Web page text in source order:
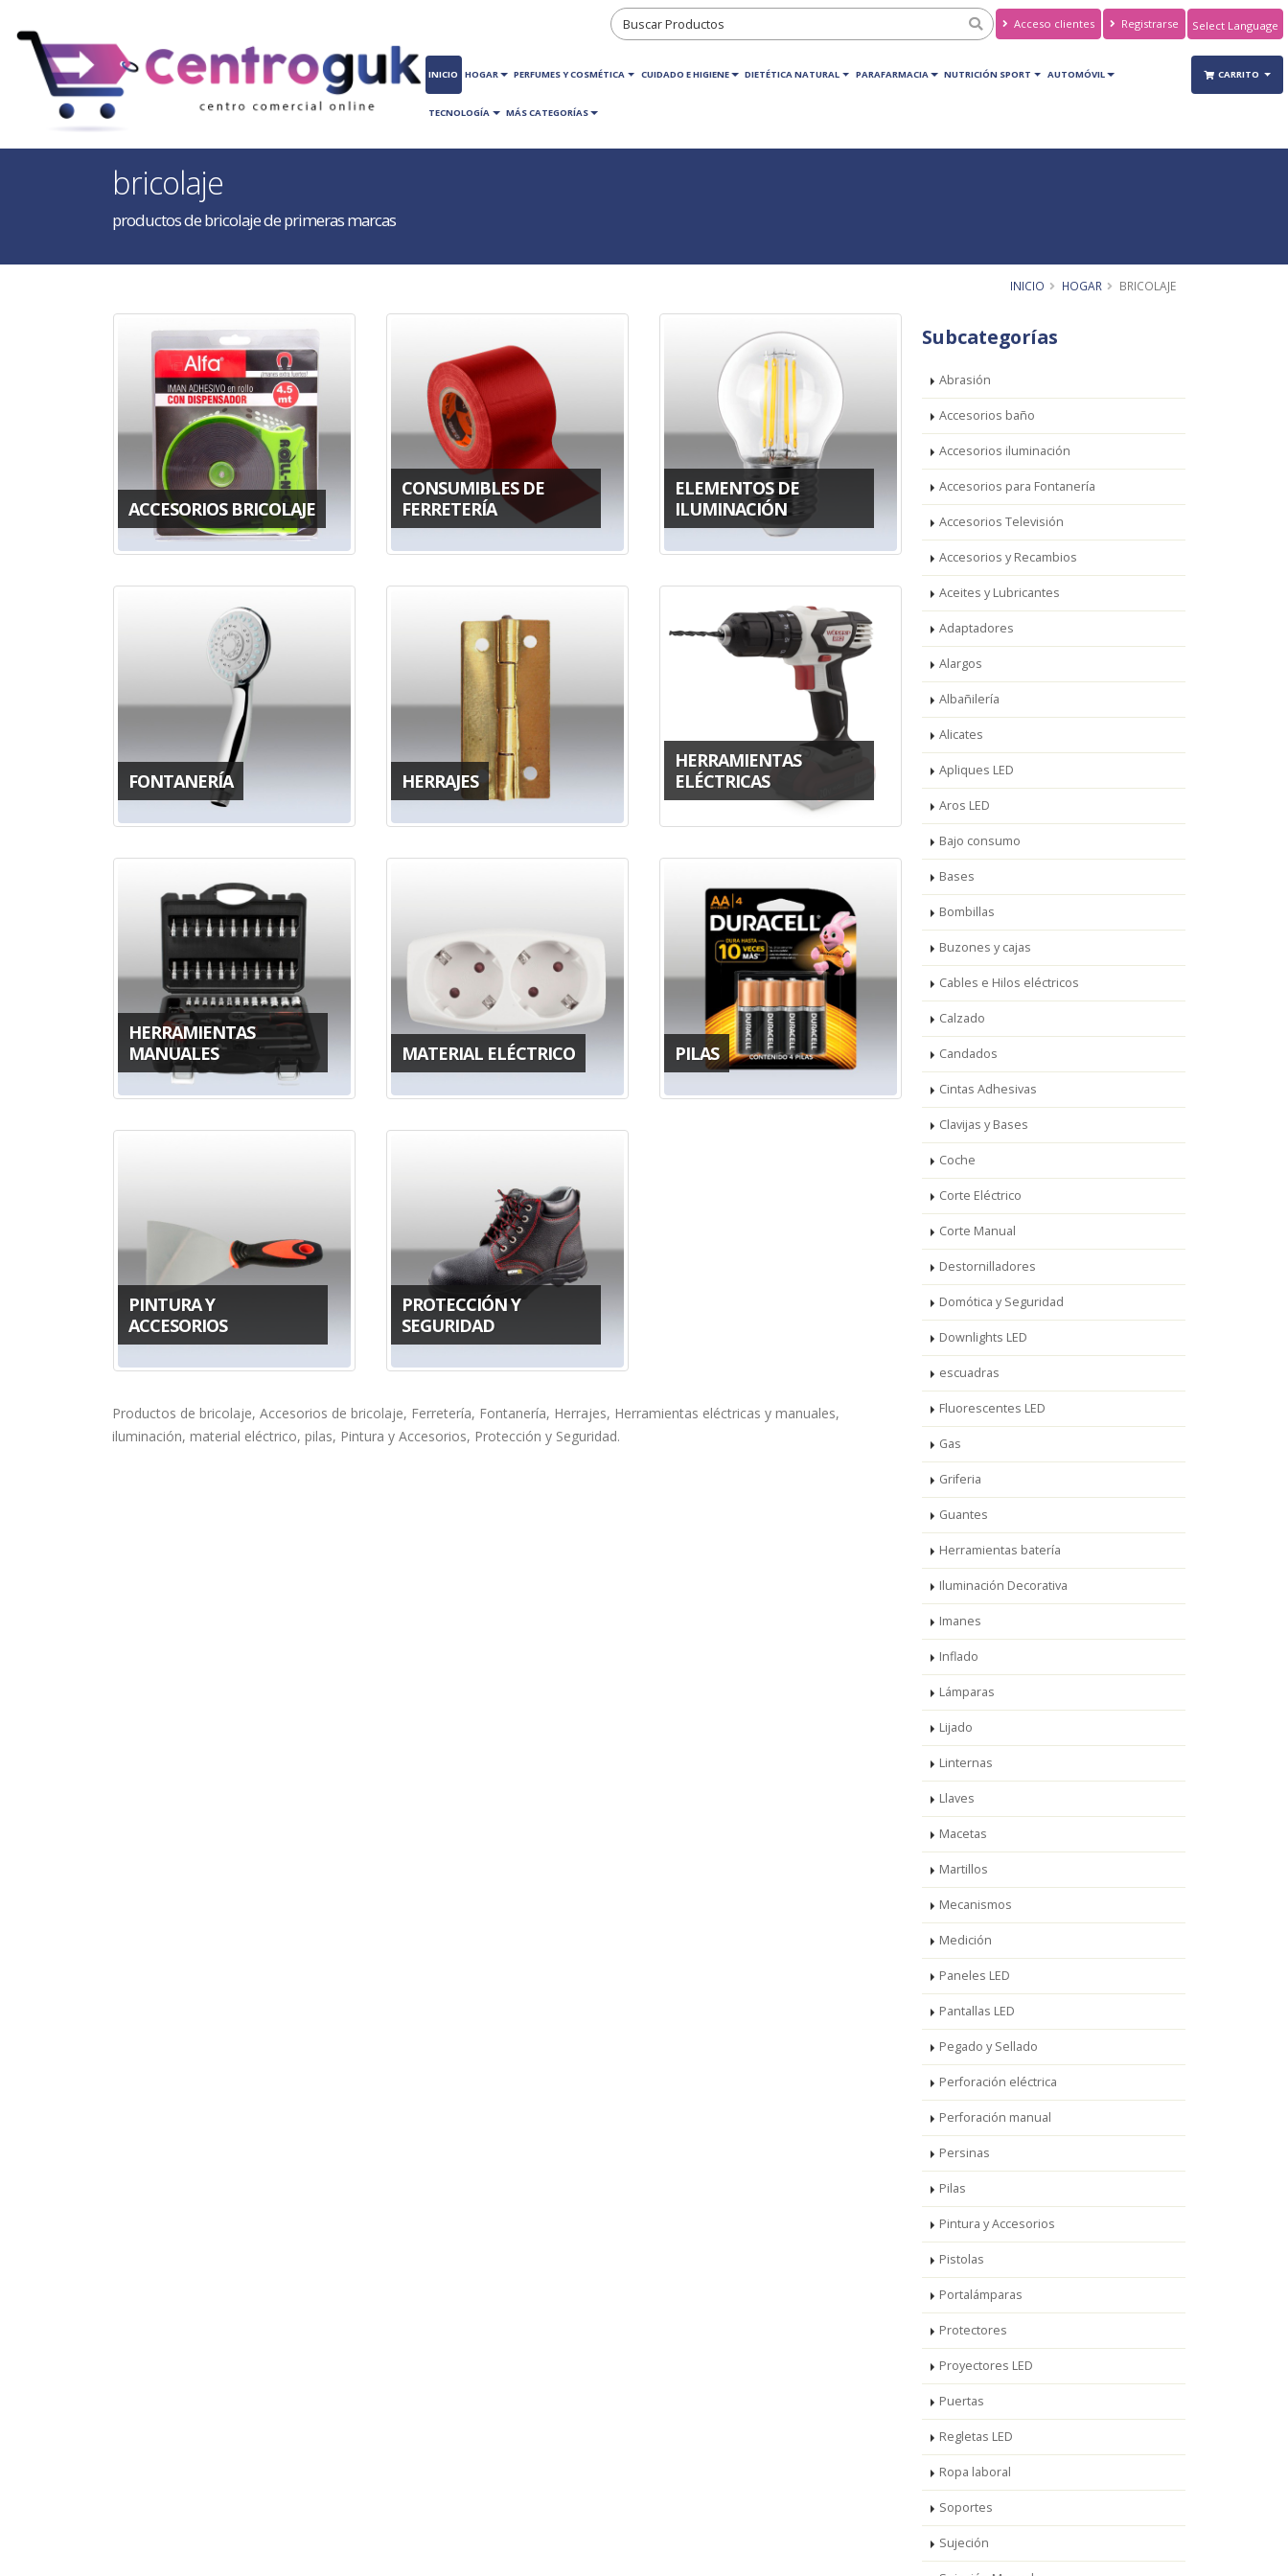
Acceso clientes Registrarse
Translate
INICIO HOGAR PERFUMES Y COSMÉTICA CUIDADO E HIGIENE DIETÉTICA NATURAL PARAFARMACIA NUTRICIÓN SPORT AUTOMÓVIL
TECNOLOGÍA MÁS CATEGORÍAS
CARRITO
bricolaje
productos de bricolaje de primeras marcas
INICIO HOGAR BRICOLAJE
Subcategorías
Abrasión
Accesorios baño
Accesorios iluminación
Accesorios para Fontanería
Accesorios Televisión
Accesorios y Recambios
Aceites y Lubricantes
Adaptadores
Alargos
Albañilería
Alicates
Apliques LED
Aros LED
Bajo consumo
Bases
Bombillas
Buzones y cajas
Cables e Hilos eléctricos
Calzado
Candados
Cintas Adhesivas
Clavijas y Bases
Coche
Corte Eléctrico
Corte Manual
Destornilladores
Domótica y Seguridad
Downlights LED
escuadras
Fluorescentes LED
Gas
Griferia
Guantes
Herramientas batería
Iluminación Decorativa
Imanes
Inflado
Lámparas
Lijado
Linternas
Llaves
Macetas
Martillos
Mecanismos
Medición
Paneles LED
Pantallas LED
Pegado y Sellado
Perforación eléctrica
Perforación manual
Persinas
Pilas
Pintura y Accesorios
Pistolas
Portalámparas
Protectores
Proyectores LED
Puertas
Regletas LED
Ropa laboral
Soportes
Sujeción
ACCESORIOS BRICOLAJE
CONSUMIBLES DE
FERRETERÍA
ELEMENTOS DE
ILUMINACIÓN
FONTANERÍA HERRAJES
HERRAMIENTAS
ELÉCTRICAS
HERRAMIENTAS
MANUALES
MATERIAL ELÉCTRICO PILAS
PINTURA Y
ACCESORIOS
PROTECCIÓN Y
SEGURIDAD
Productos de bricolaje, Accesorios de bricolaje, Ferretería, Fontanería, Herrajes, Herramientas eléctricas y manuales,
iluminación, material eléctrico, pilas, Pintura y Accesorios, Protección y Seguridad.